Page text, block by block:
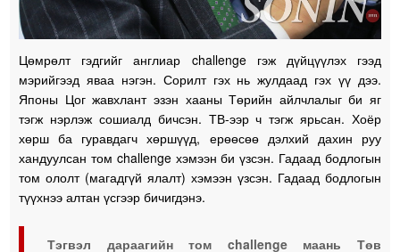
Цөмрөлт гэдгийг англиар challenge гэж дүйцүүлэх гээд
мэрийгээд яваа нэгэн. Сорилт гэх нь жулдаад гэх үү дээ.
Японы Цог жавхлант эзэн хааны Төрийн айлчлалыг би яг
тэгж нэрлэж сошиалд бичсэн. ТВ-ээр ч тэгж ярьсан. Хоёр
хөрш ба гуравдагч хөршүүд, ерөөсөө дэлхий дахин руу
хандуулсан том challenge хэмээн би үзсэн. Гадаад бодлогын
том ололт (магадгүй ялалт) хэмээн үзсэн. Гадаад бодлогын
түүхнээ алтан үсгээр бичигдэнэ.
Тэгвэл дараагийн том challenge маань Төв